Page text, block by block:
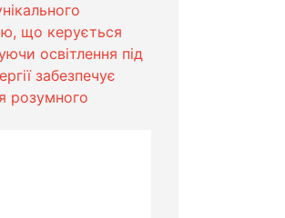
що керується
освітлення під
забезпечує
розумного